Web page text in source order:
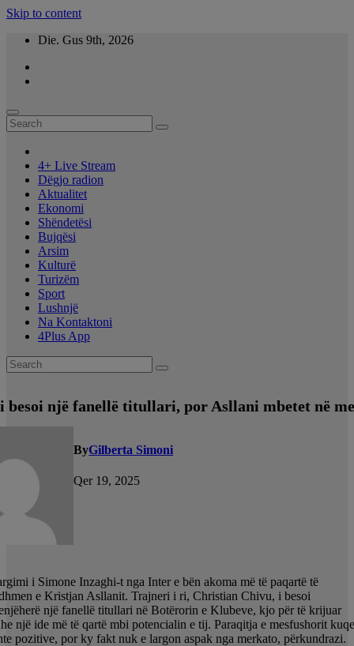
Skip to content
Die. Gus 9th, 2026
4+ Live Stream
Dëgjo radion
Aktualitet
Ekonomi
Shëndetësi
Bujqësi
Arsim
Kulturë
Turizëm
Sport
Lushnjë
Na Kontaktoni
4Plus App
besoi një fanellë titullari, por Asllani mbetet në
ByGilberta Simoni
Qer 19, 2025
i Simone Inzaghi-t nga Inter e bën akoma më të paqartë të
e Kristjan Asllanit. Trajneri i ri, Christian Chivu, i besoi
një fanellë titullari në Botërorin e Klubeve, kjo për të krijuar
një ide më të qartë mbi potencialin e tij. Paraqitja e mesfushorit
pozitive, por ky fakt nuk e largon aspak nga merkato, përkundrazi.